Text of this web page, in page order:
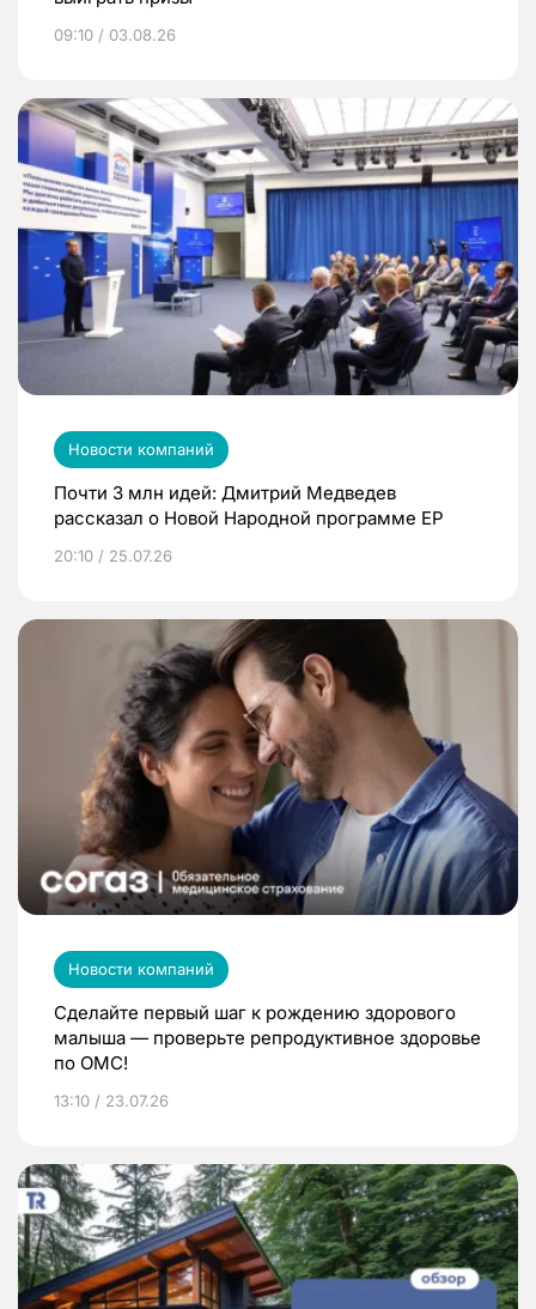
09:10 / 03.08.26
Новости компаний
Почти 3 млн идей: Дмитрий Медведев
рассказал о Новой Народной программе ЕР
20:10 / 25.07.26
Новости компаний
Сделайте первый шаг к рождению здорового
малыша — проверьте репродуктивное здоровье
по ОМС!
13:10 / 23.07.26